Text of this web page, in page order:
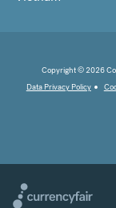
Copyright © 2026
Data Privacy Policy